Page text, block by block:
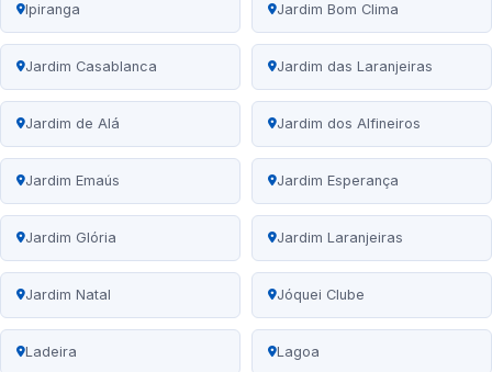
Ipiranga Jardim Bom Clima
Jardim Casablanca Jardim das Laranjeiras
Jardim de Alá Jardim dos Alfineiros
Jardim Emaús Jardim Esperança
Jardim Glória Jardim Laranjeiras
Jardim Natal Jóquei Clube
Ladeira Lagoa